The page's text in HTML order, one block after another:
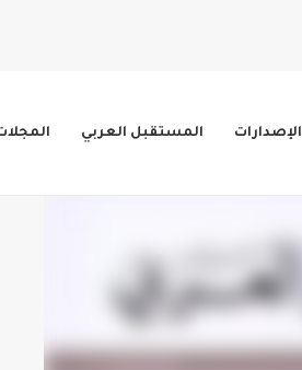
الإصدارات المستقبل العربي